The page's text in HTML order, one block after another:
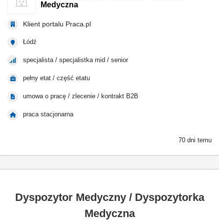
Medyczna
Klient portalu Praca.pl
Łódź
specjalista / specjalistka mid / senior
pełny etat / część etatu
umowa o pracę / zlecenie / kontrakt B2B
praca stacjonarna
70 dni temu
Dyspozytor Medyczny / Dyspozytorka
Medyczna